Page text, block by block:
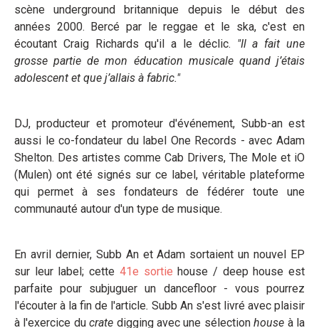
scène underground britannique depuis le début des
années 2000. Bercé par le reggae et le ska, c'est en
écoutant Craig Richards qu'il a le déclic. "Il a fait une
grosse partie de mon éducation musicale quand j’étais
adolescent et que j’allais à fabric."
DJ, producteur et promoteur d'événement, Subb-an est
aussi le co-fondateur du label One Records - avec Adam
Shelton. Des artistes comme Cab Drivers, The Mole et iO
(Mulen) ont été signés sur ce label, véritable plateforme
qui permet à ses fondateurs de fédérer toute une
communauté autour d'un type de musique.
En avril dernier, Subb An et Adam sortaient un nouvel EP
sur leur label; cette 41e sortie house / deep house est
parfaite pour subjuguer un dancefloor - vous pourrez
l'écouter à la fin de l'article. Subb An s'est livré avec plaisir
à l'exercice ducrate digging avec une sélectionhouse à la